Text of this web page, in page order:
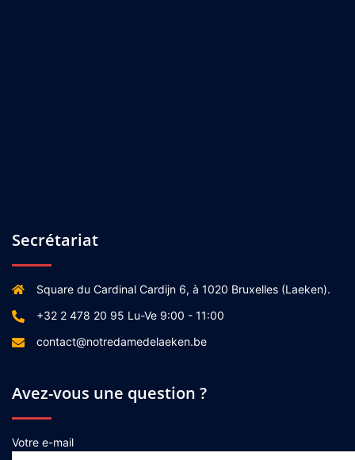
Secrétariat
Square du Cardinal Cardijn 6, à 1020 Bruxelles (Laeken).
+32 2 478 20 95 Lu-Ve 9:00 - 11:00
contact@notredamedelaeken.be
Avez-vous une question ?
Votre e-mail